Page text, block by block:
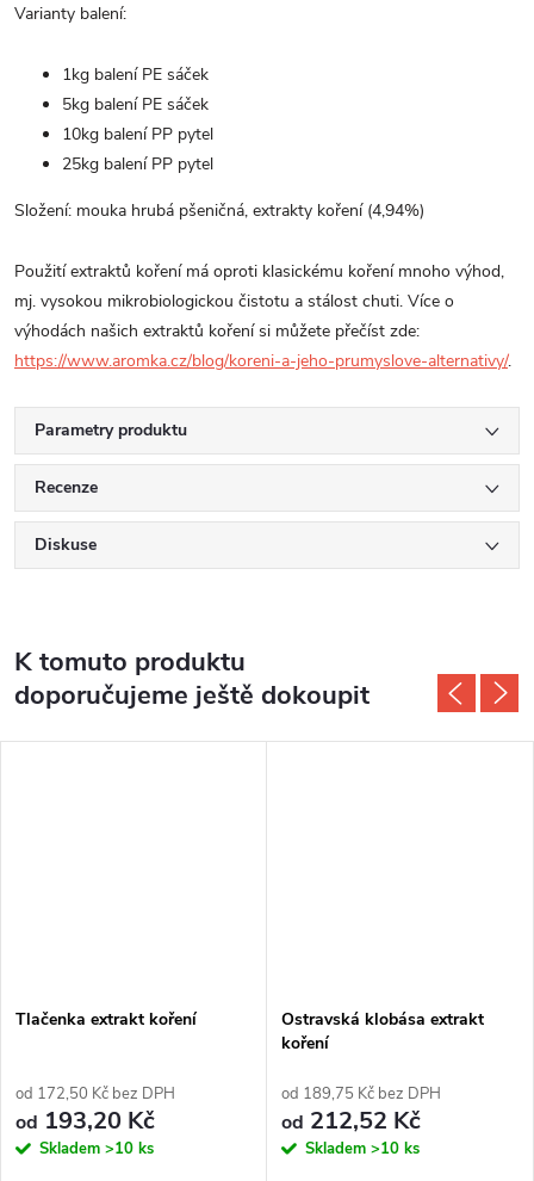
Varianty balení:
1kg balení PE sáček
5kg balení PE sáček
10kg balení PP pytel
25kg balení PP pytel
Složení: mouka hrubá pšeničná, extrakty koření (4,94%)
Použití extraktů koření má oproti klasickému koření mnoho výhod,
mj. vysokou mikrobiologickou čistotu a stálost chuti. Více o
výhodách našich extraktů koření si můžete přečíst zde:
https://www.aromka.cz/blog/koreni-a-jeho-prumyslove-alternativy/.
Parametry produktu
Recenze
Diskuse
K tomuto produktu
doporučujeme ještě dokoupit
Tlačenka extrakt koření
od 172,50 Kč bez DPH
od 193,20 Kč
Skladem >10 ks
Ostravská klobása extrakt
koření
od 189,75 Kč bez DPH
od 212,52 Kč
Skladem >10 ks